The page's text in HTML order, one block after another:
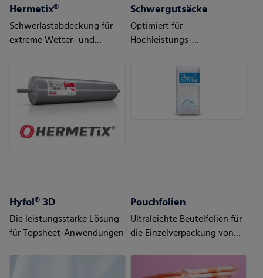
Hermetix®
Schwerlastabdeckung für
extreme Wetter- und
Schwergutsäcke
Optimiert für
Hochleistungs-
Hyfol® 3D
Die leistungsstarke Lösung
für Topsheet-Anwendungen
Pouchfolien
Ultraleichte Beutelfolien für
die Einzelverpackung von